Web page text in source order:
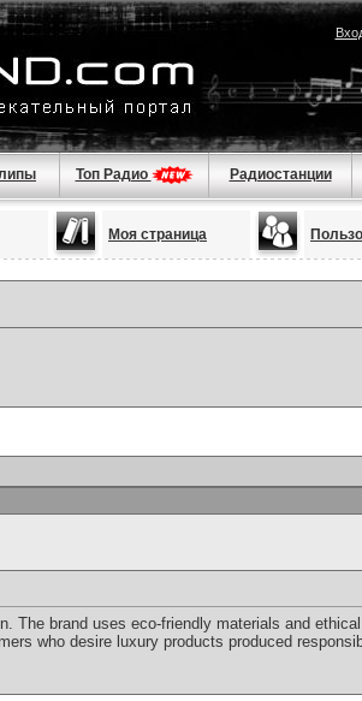
Топ Радио Радиостанции
Моя страница
The brand uses eco-friendly materials and
who desire luxury products produced